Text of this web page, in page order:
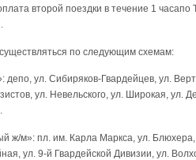
второй поездки в течение 1 часапо
по следующим схемам:
ул. Сибиряков-Гвардейцев, ул.
ул. Невельского, ул. Широкая, ул.
м»: пл. им. Карла Маркса, ул. Блюхера,
ул. 9-й Гвардейской Дивизии, ул.